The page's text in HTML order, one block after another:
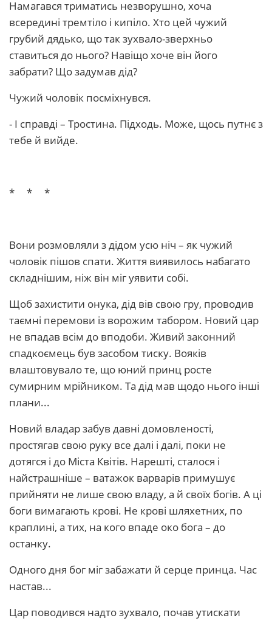
Намагався триматись незворушно, хоча
всередині тремтіло і кипіло. Хто цей чужий
грубий дядько, що так зухвало-зверхньо
ставиться до нього? Навіщо хоче він його
забрати? Що задумав дід?
Чужий чоловік посміхнувся.
- І справді – Тростина. Підходь. Може, щось путнє з
тебе й вийде.
* * *
Вони розмовляли з дідом усю ніч – як чужий
чоловік пішов спати. Життя виявилось набагато
складнішим, ніж він міг уявити собі.
Щоб захистити онука, дід вів свою гру, проводив
таємні перемови із ворожим табором. Новий цар
не впадав всім до вподоби. Живий законний
спадкоємець був засобом тиску. Вояків
влаштовувало те, що юний принц росте
сумирним мрійником. Та дід мав щодо нього інші
плани...
Новий владар забув давні домовленості,
простягав свою руку все далі і далі, поки не
дотягся і до Міста Квітів. Нарешті, сталося і
найстрашніше – ватажок варварів примушує
прийняти не лише свою владу, а й своїх богів. А ці
боги вимагають крові. Не крові шляхетних, по
краплині, а тих, на кого впаде око бога – до
останку.
Одного дня бог міг забажати й серце принца. Час
настав...
Цар поводився надто зухвало, почав утискати